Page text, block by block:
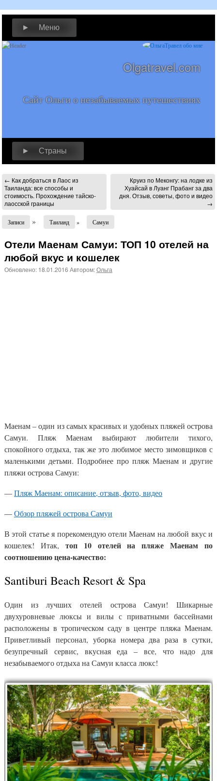
► Меню
Olgatravel.com
Сайт Ольги о незабываемых путешествиях
► Страны
← Как добраться в Лаос из
Таиланда: все способы и
стоимость. Прохождение тайско-
лаосской границы
Круиз по Меконгу: на лодке из
Хуайсай в Луанг Прабанг за два
дня. Отзыв, советы, фото и видео
→
Записи » Таиланд » Самуи
Отели Маенам Самуи: ТОП 10 отелей на
любой вкус и кошелек
Обновлено: 18.01.2016 Автором:Ольга
Маенам – один из самых красивых и удобных пляжей острова
Самуи. Пляж Маенам выбирают любители тихого,
спокойного отдыха, так же это любимое место зимовщиков с
маленькими детьми. Подробнее про пляж Маенам и другие
пляжи острова Самуи:
—Пляж Маенам: описание, отзыв, фото, видео
—Обзор пляжей острова Самуи
В этой статье я порекомендую отели Маенам на любой вкус и
кошелек! Итак, топ 10 отелей на пляже Маенам по
соотношению цена-качество:
Santiburi Beach Resort & Spa
Один из лучших отелей острова Самуи! Шикарные
двухуровневые люксы и вилы с приватными бассейнами
расположены в тропическом саду в центре пляжа Маенам.
Приветливый персонал, уборка номера два раза в сутки,
безупречный сервис, вкусная еда – все, что надо для
незабываемого отдыха на Самуи класса люкс!